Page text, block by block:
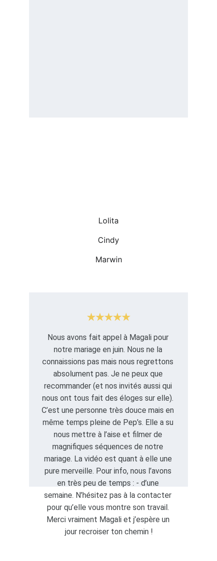
Nous avons fait appel à Magali pour
notre mariage en juin. Nous ne la
connaissions pas mais nous regrettons
absolument pas. Je ne peux que
recommander (et nos invités aussi qui
nous ont tous fait des éloges sur elle).
C’est une personne très douce mais en
même temps pleine de Pep’s. Elle a su
nous mettre à l’aise et filmer de
magnifiques séquences de notre
mariage. La vidéo est quant à elle une
pure merveille. Pour info, nous l’avons
en très peu de temps : - d’une
semaine. N’hésitez pas à la contacter
pour qu’elle vous montre son travail.
Merci vraiment Magali et j’espère un
jour recroiser ton chemin !
Lolita
★★★★★
Cindy
Marwin